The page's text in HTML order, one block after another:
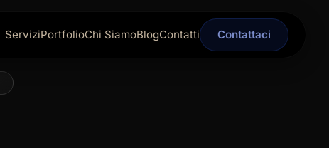
ServiziPortfolioChi SiamoBlogContatti Contattaci